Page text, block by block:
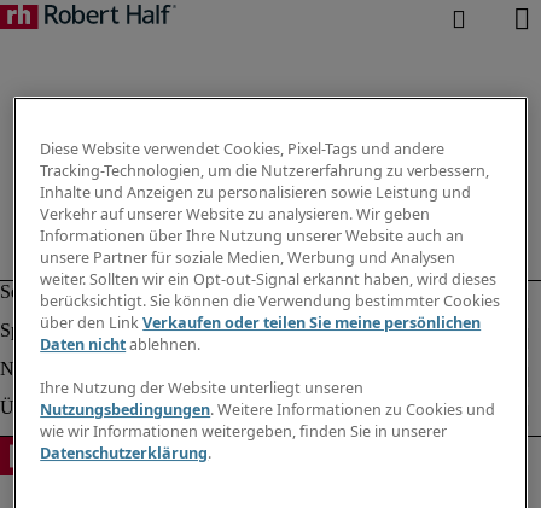
Diese Website verwendet Cookies, Pixel-Tags und andere
Tracking-Technologien, um die Nutzererfahrung zu verbessern,
Inhalte und Anzeigen zu personalisieren sowie Leistung und
Verkehr auf unserer Website zu analysieren. Wir geben
Informationen über Ihre Nutzung unserer Website auch an
unsere Partner für soziale Medien, Werbung und Analysen
weiter. Sollten wir ein Opt-out-Signal erkannt haben, wird dieses
berücksichtigt. Sie können die Verwendung bestimmter Cookies
über den LinkVerkaufen oder teilen Sie meine persönlichen
Daten nichtablehnen.
Ihre Nutzung der Website unterliegt unseren
Nutzungsbedingungen. Weitere Informationen zu Cookies und
wie wir Informationen weitergeben, finden Sie in unserer
Datenschutzerklärung.